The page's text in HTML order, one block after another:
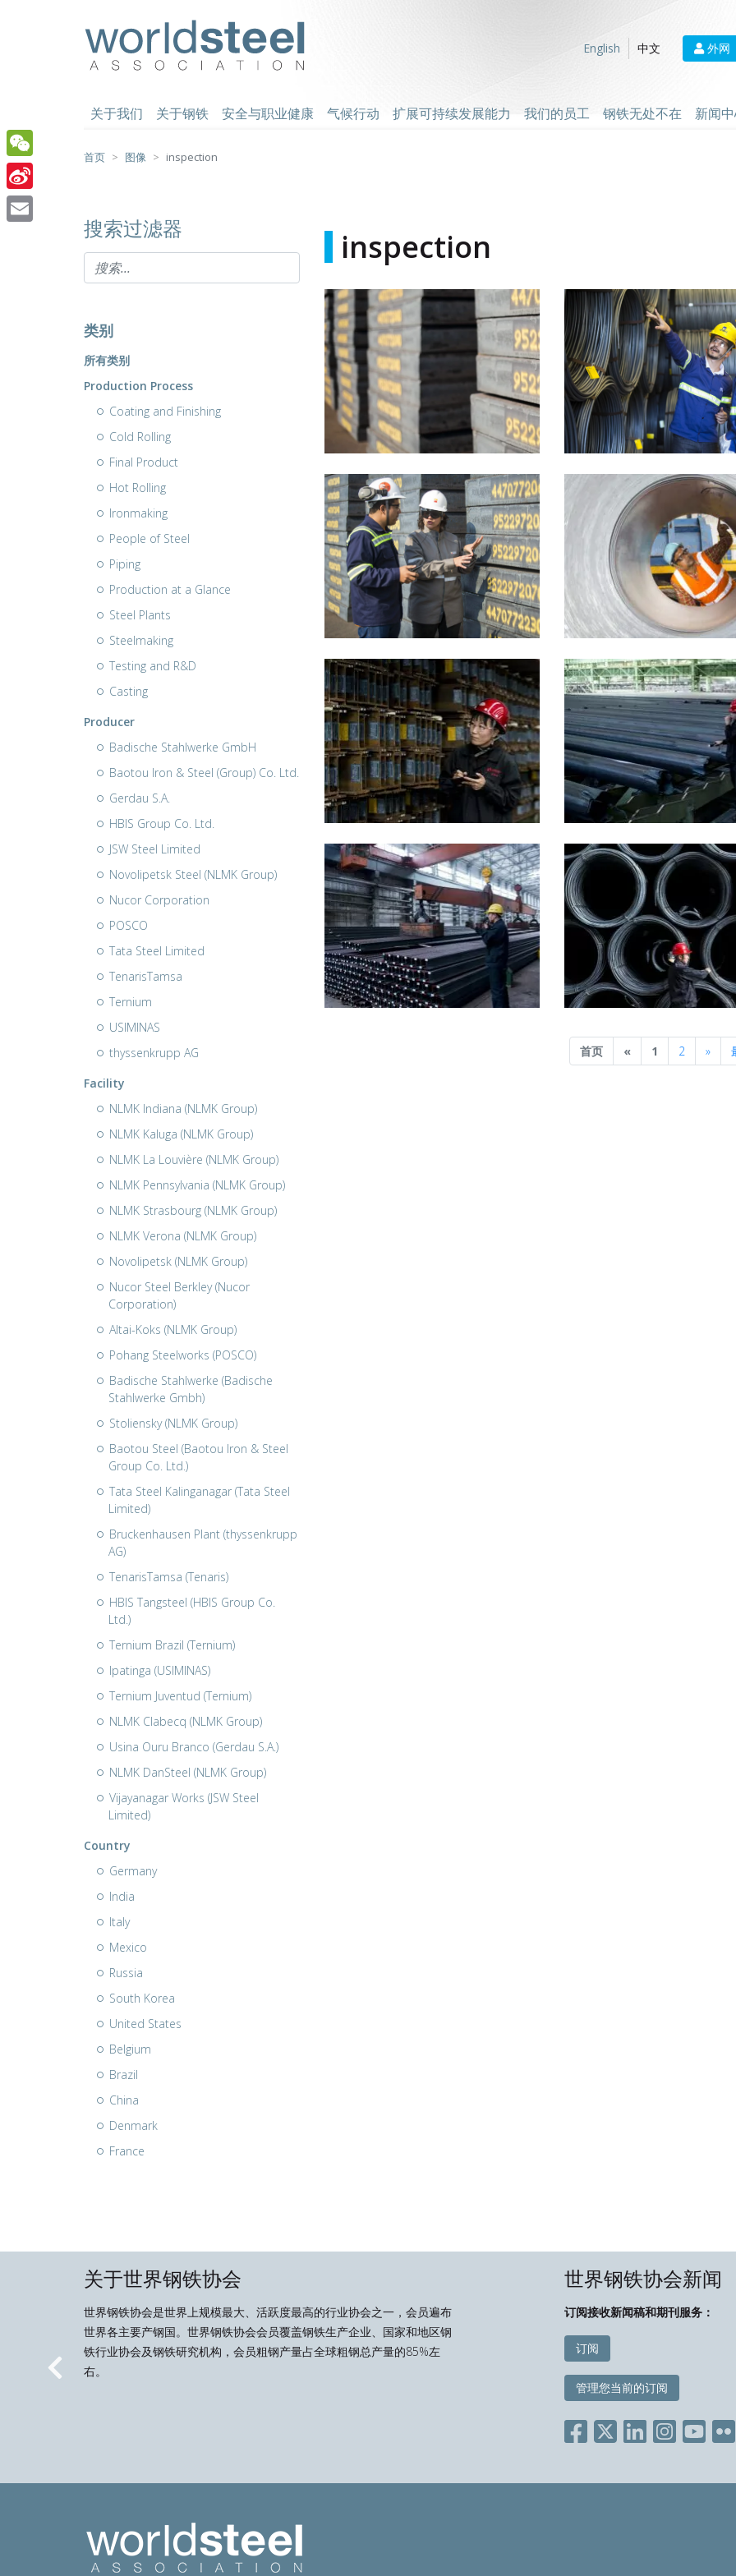
English
中文 外网
关于我们 关于钢铁 安全与职业健康 气候行动 扩展可持续发展能力 我们的员工 钢铁无处不在 新闻
首页 图像 inspection
搜索过滤器
类别
所有类别
Production Process
Coating and Finishing
Cold Rolling
Final Product
Hot Rolling
Ironmaking
People of Steel
Piping
Production at a Glance
Steel Plants
Steelmaking
Testing and R&D
Casting
Producer
Badische Stahlwerke GmbH
Baotou Iron & Steel (Group) Co. Ltd.
Gerdau S.A.
HBIS Group Co. Ltd.
JSW Steel Limited
Novolipetsk Steel (NLMK Group)
Nucor Corporation
POSCO
Tata Steel Limited
TenarisTamsa
Ternium
USIMINAS
thyssenkrupp AG
Facility
NLMK Indiana (NLMK Group)
NLMK Kaluga (NLMK Group)
NLMK La Louvière (NLMK Group)
NLMK Pennsylvania (NLMK Group)
NLMK Strasbourg (NLMK Group)
NLMK Verona (NLMK Group)
Novolipetsk (NLMK Group)
Nucor Steel Berkley (Nucor
Corporation)
Altai-Koks (NLMK Group)
Pohang Steelworks (POSCO)
Badische Stahlwerke (Badische
Stahlwerke Gmbh)
Stoliensky (NLMK Group)
Baotou Steel (Baotou Iron & Steel
Group Co. Ltd.)
Tata Steel Kalinganagar (Tata Steel
Limited)
Bruckenhausen Plant (thyssenkrupp
AG)
TenarisTamsa (Tenaris)
HBIS Tangsteel (HBIS Group Co.
Ltd.)
Ternium Brazil (Ternium)
Ipatinga (USIMINAS)
Ternium Juventud (Ternium)
NLMK Clabecq (NLMK Group)
Usina Ouru Branco (Gerdau S.A.)
NLMK DanSteel (NLMK Group)
Vijayanagar Works (JSW Steel
Limited)
Country
Germany
India
Italy
Mexico
Russia
South Korea
United States
Belgium
Brazil
China
Denmark
France
inspection
首页 «Previous
1 2 »Next
关于世界钢铁协会
世界钢铁协会是世界上规模最大、活跃度最高的行业协会之一，会员遍布
世界各主要产钢国。世界钢铁协会会员覆盖钢铁生产企业、国家和地区钢
铁行业协会及钢铁研究机构，会员粗钢产量占全球粗钢总产量的85%左
右。
世界钢铁协会新闻
订阅接收新闻稿和期刊服务：
订阅
管理您当前的订阅
Previous
WeChat
Sina